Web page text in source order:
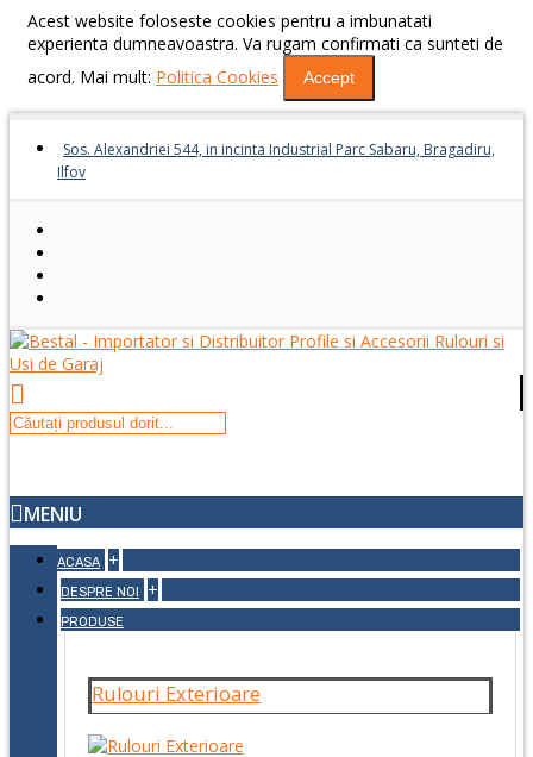
Acest website foloseste cookies pentru a imbunatati
experienta dumneavoastra. Va rugam confirmati ca sunteti de
acord. Mai mult: Politica Cookies Accept
Sos. Alexandriei 544, in incinta Industrial Parc Sabaru, Bragadiru,
Ilfov
MENIU
ACASA +
DESPRE NOI +
PRODUSE
Rulouri Exterioare